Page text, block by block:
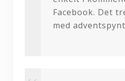
Facebook. Det
med